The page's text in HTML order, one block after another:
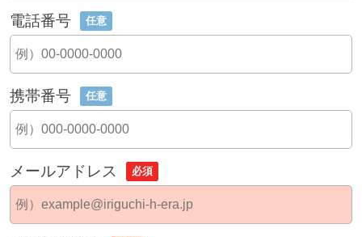
電話番号 任意
携帯番号 任意
メールアドレス 必須